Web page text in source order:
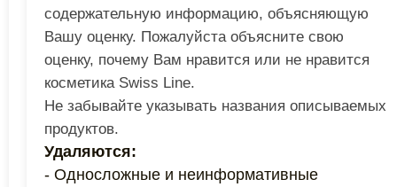
содержательную информацию, объясняющую
Вашу оценку. Пожалуйста объясните свою
оценку, почему Вам нравится или не нравится
косметика Swiss Line.
Не забывайте указывать названия описываемых
продуктов.
Удаляются:
- Односложные и неинформативные